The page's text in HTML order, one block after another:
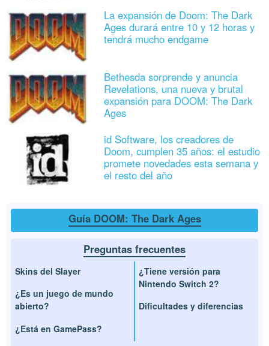
La expansión de Doom: The Dark
Ages durará entre 10 y 12 horas y
tendrá mucho endgame
Bethesda sorprende y anuncia
Revelations, una nueva y brutal
expansión para DOOM: The Dark
Ages
id Software, los creadores de
Doom, cumplen 35 años: el estudio
promete novedades esta semana y
el resto del año
Guía DOOM: The Dark Ages
Preguntas frecuentes
Skins del Slayer
¿Es un juego de mundo
abierto?
¿Está en GamePass?
¿Tiene versión para
Nintendo Switch 2?
Dificultades y diferencias